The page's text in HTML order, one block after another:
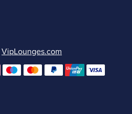
VipLounges.com